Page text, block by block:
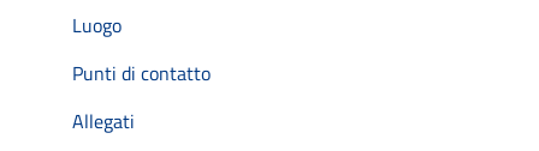
Luogo
Punti di contatto
Allegati